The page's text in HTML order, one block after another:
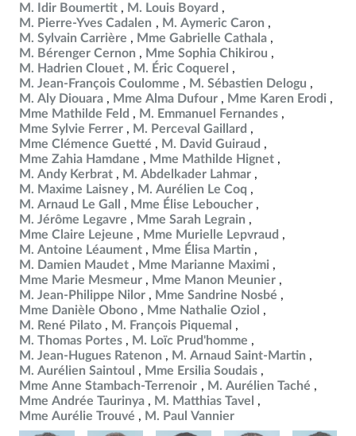
M. Idir Boumertit
M. Louis Boyard
M. Pierre-Yves Cadalen
M. Aymeric Caron
M. Sylvain Carrière
Mme Gabrielle Cathala
M. Bérenger Cernon
Mme Sophia Chikirou
M. Hadrien Clouet
M. Éric Coquerel
M. Jean-François Coulomme
M. Sébastien Delogu
M. Aly Diouara
Mme Alma Dufour
Mme Karen Erodi
Mme Mathilde Feld
M. Emmanuel Fernandes
Mme Sylvie Ferrer
M. Perceval Gaillard
Mme Clémence Guetté
M. David Guiraud
Mme Zahia Hamdane
Mme Mathilde Hignet
M. Andy Kerbrat
M. Abdelkader Lahmar
M. Maxime Laisney
M. Aurélien Le Coq
M. Arnaud Le Gall
Mme Élise Leboucher
M. Jérôme Legavre
Mme Sarah Legrain
Mme Claire Lejeune
Mme Murielle Lepvraud
M. Antoine Léaument
Mme Élisa Martin
M. Damien Maudet
Mme Marianne Maximi
Mme Marie Mesmeur
Mme Manon Meunier
M. Jean-Philippe Nilor
Mme Sandrine Nosbé
Mme Danièle Obono
Mme Nathalie Oziol
M. René Pilato
M. François Piquemal
M. Thomas Portes
M. Loïc Prud'homme
M. Jean-Hugues Ratenon
M. Arnaud Saint-Martin
M. Aurélien Saintoul
Mme Ersilia Soudais
Mme Anne Stambach-Terrenoir
M. Aurélien Taché
Mme Andrée Taurinya
M. Matthias Tavel
Mme Aurélie Trouvé
M. Paul Vannier